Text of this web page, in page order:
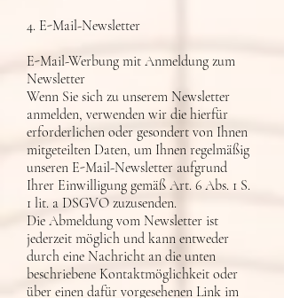
4. E-Mail-Newsletter
E-Mail-Werbung mit Anmeldung zum
Newsletter
Wenn Sie sich zu unserem Newsletter
anmelden, verwenden wir die hierfür
erforderlichen oder gesondert von Ihnen
mitgeteilten Daten, um Ihnen regelmäßig
unseren E-Mail-Newsletter aufgrund
Ihrer Einwilligung gemäß Art. 6 Abs. 1 S.
1 lit. a DSGVO zuzusenden.
Die Abmeldung vom Newsletter ist
jederzeit möglich und kann entweder
durch eine Nachricht an die unten
beschriebene Kontaktmöglichkeit oder
über einen dafür vorgesehenen Link im